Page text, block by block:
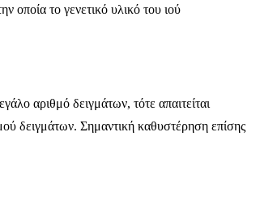
οποία το γενετικό υλικό του ιού
αριθμό δειγμάτων, τότε απαιτείται
δειγμάτων. Σημαντική καθυστέρηση επίσης